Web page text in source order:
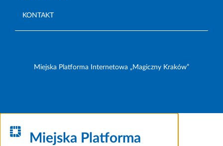
KONTAKT
Miejska Platforma Internetowa „Magiczny Kraków”
Miejska Platforma